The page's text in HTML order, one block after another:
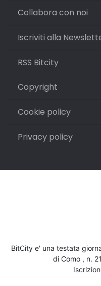
Collabora con noi
Iscriviti alla
RSS Bitcity
Copyright
Cookie policy
Privacy policy
BitCity e' una testata
di Como , n.